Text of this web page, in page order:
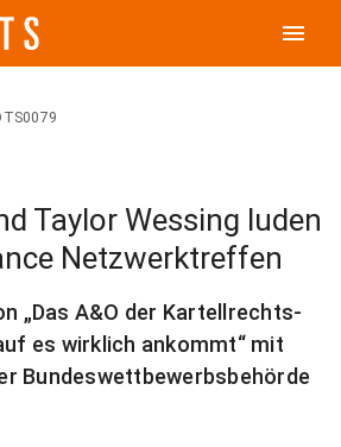
menu
Taylor Wessing luden
Netzwerktreffen
„Das A&O der Kartellrechts-
es wirklich ankommt“ mit
Bundeswettbewerbsbehörde